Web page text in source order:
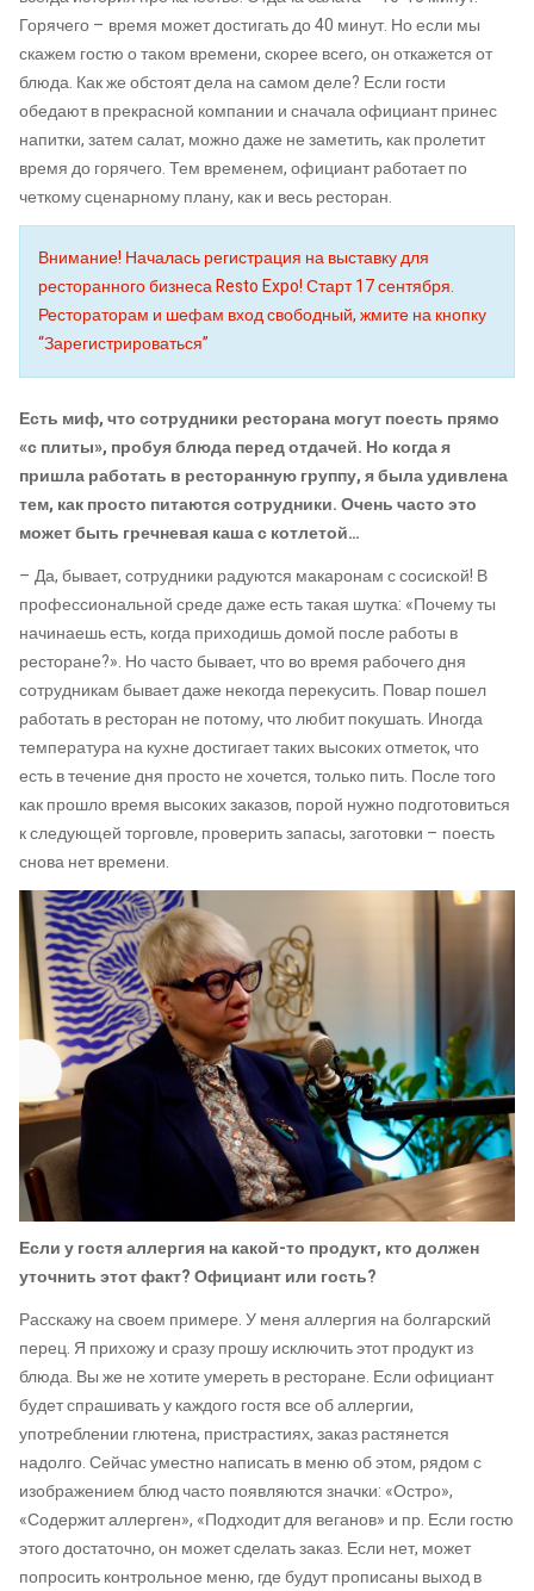
Горячего – время может достигать до 40 минут. Но если мы
скажем гостю о таком времени, скорее всего, он откажется от
блюда. Как же обстоят дела на самом деле? Если гости
обедают в прекрасной компании и сначала официант принес
напитки, затем салат, можно даже не заметить, как пролетит
время до горячего. Тем временем, официант работает по
четкому сценарному плану, как и весь ресторан.
Внимание! Началась регистрация на выставку для
ресторанного бизнеса Resto Expo! Старт 17 сентября.
Рестораторам и шефам вход свободный, жмите на кнопку
“Зарегистрироваться”
Есть миф, что сотрудники ресторана могут поесть прямо
«с плиты», пробуя блюда перед отдачей. Но когда я
пришла работать в ресторанную группу, я была удивлена
тем, как просто питаются сотрудники. Очень часто это
может быть гречневая каша с котлетой…
– Да, бывает, сотрудники радуются макаронам с сосиской! В
профессиональной среде даже есть такая шутка: «Почему ты
начинаешь есть, когда приходишь домой после работы в
ресторане?». Но часто бывает, что во время рабочего дня
сотрудникам бывает даже некогда перекусить. Повар пошел
работать в ресторан не потому, что любит покушать. Иногда
температура на кухне достигает таких высоких отметок, что
есть в течение дня просто не хочется, только пить. После того
как прошло время высоких заказов, порой нужно подготовиться
к следующей торговле, проверить запасы, заготовки – поесть
снова нет времени.
Если у гостя аллергия на какой-то продукт, кто должен
уточнить этот факт? Официант или гость?
Расскажу на своем примере. У меня аллергия на болгарский
перец. Я прихожу и сразу прошу исключить этот продукт из
блюда. Вы же не хотите умереть в ресторане. Если официант
будет спрашивать у каждого гостя все об аллергии,
употреблении глютена, пристрастиях, заказ растянется
надолго. Сейчас уместно написать в меню об этом, рядом с
изображением блюд часто появляются значки: «Остро»,
«Содержит аллерген», «Подходит для веганов» и пр. Если гостю
этого достаточно, он может сделать заказ. Если нет, может
попросить контрольное меню, где будут прописаны выход в